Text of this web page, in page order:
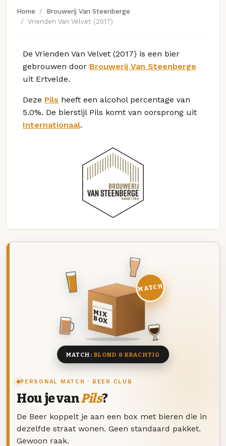
Home
Brouwerij Van Steenberge
Vrienden Van Velvet (2017)
De Vrienden Van Velvet (2017) is een bier
gebrouwen door Brouwerij Van Steenberge
uit Ertvelde.
Deze Pils heeft een alcohol percentage van
5.0%. De bierstijl Pils komt van oorsprong uit
Internationaal.
PERSONAL MATCH · BEER CLUB
Hou je vanPils?
De Beer koppelt je aan een box met bieren die in
dezelfde straat wonen. Geen standaard pakket.
Gewoon raak.
DEZE MAAND
MIX
BOX
8 BIEREN
MATCH
MATCH: BLOND & KRACHTIG